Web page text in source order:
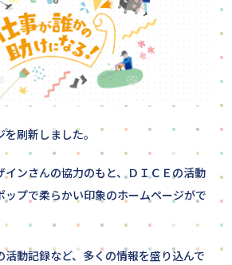
い合わせ
刷新しました。
インさんの協力のもと、ＤＩＣＥの活動
ップで柔らかい印象のホームページがで
活動記録など、多くの情報を盛り込んで